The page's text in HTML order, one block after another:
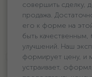
совершить сделку,
продажа.
его к форме на
быть
улучшений. Наш
формирует цену, и
устраивает,